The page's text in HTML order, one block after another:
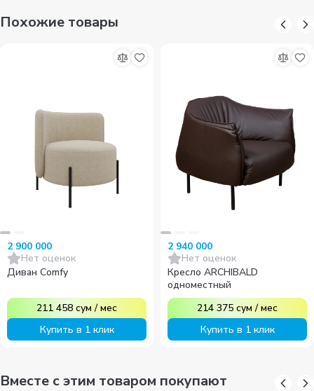
Похожие товары
2 900 000
Нет оценок
Диван Comfy
211 458 сум /мес
Купить в 1 клик
2 940 000
Нет оценок
Кресло ARCHIBALD
одноместный
214 375 сум /мес
Купить в 1 клик
Вместе с этим товаром покупают